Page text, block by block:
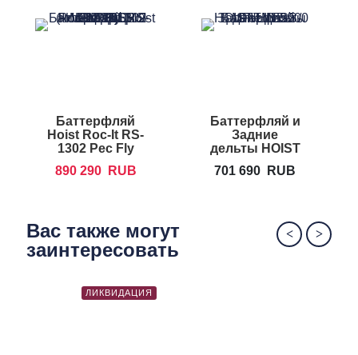
использовании
Баттерфляй
Hoist Roc-It RS-
1302 Pec Fly
890 290
RUB
Баттерфляй и
Задние
дельты HOIST
701 690 RUB
Вас также могут
заинтересовать
ЛИКВИДАЦИЯ